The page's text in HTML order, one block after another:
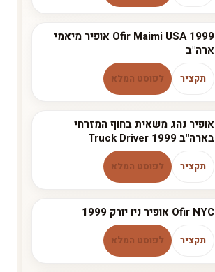
Ofir Maimi USA 1999 אופיר מיאמי
ארה"ב
תקציר לפוסט המלא
אופיר נהג משאית בחוף המזרחי
בארה"ב 1999 Truck Driver
תקציר לפוסט המלא
Ofir NYC אופיר ניו יורק 1999
תקציר לפוסט המלא